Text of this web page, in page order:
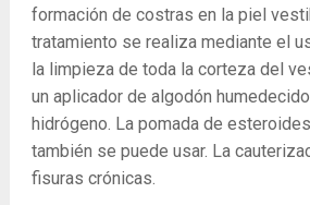
formación de costras en la piel
tratamiento se realiza mediante el
la limpieza de toda la corteza del
un aplicador de algodón
hidrógeno. La pomada de
también se puede usar. La
fisuras crónicas.